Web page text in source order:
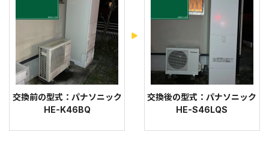
交換前の型式：パナソニック
HE-K46BQ
交換後の型式：パナソニック
HE-S46LQS